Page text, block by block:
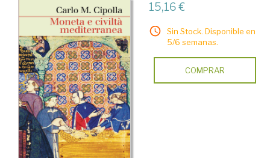
15,16 €
Sin Stock. Disponible en
5/6 semanas.
COMPRAR